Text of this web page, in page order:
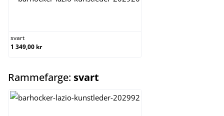
svart
1 349,00 kr
Rammefarge: svart